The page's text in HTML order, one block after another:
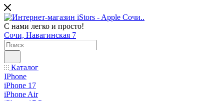
С нами легко и просто!
Сочи, Навагинская 7
Каталог
IPhone
iPhone 17
iPhone Air